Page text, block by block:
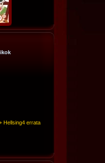
Hellsing4 errata